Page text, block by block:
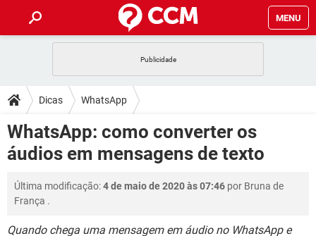
MENU
CELULAR
OUTLOOK EXCEL
INSTAGRAM GMAIL
DICAS
JOGOS
CELULAR FACEBOOK
INSTAGRAM GMAIL
DOWNLOADS
JOGOS WHATSAPP
OUTLOOK
INSTAGRAM GMAIL
FÓRUM
JOGOS WHATSAPP
GLOSSÁRIO
JOGOS WHATSAPP
Dicas WhatsApp
WhatsApp: como converter os
áudios em mensagens de texto
Última modificação:4 de maio de 2020 às 07:46 por Bruna de
França .
Quando chega uma mensagem em áudio no WhatsApp e